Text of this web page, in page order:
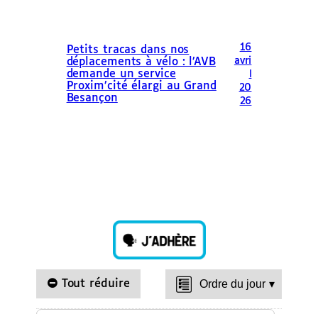
Petits tracas dans nos
déplacements à vélo : l’AVB
demande un service
Proxim’cité élargi au Grand
Besançon
16
avri
20
26
Tout réduire Ordre du jour ▾